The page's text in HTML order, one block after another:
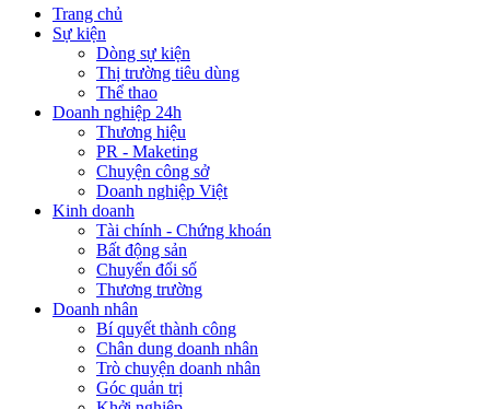
Trang chủ
Sự kiện
Dòng sự kiện
Thị trường tiêu dùng
Thể thao
Doanh nghiệp 24h
Thương hiệu
PR - Maketing
Chuyện công sở
Doanh nghiệp Việt
Kinh doanh
Tài chính - Chứng khoán
Bất động sản
Chuyển đổi số
Thương trường
Doanh nhân
Bí quyết thành công
Chân dung doanh nhân
Trò chuyện doanh nhân
Góc quản trị